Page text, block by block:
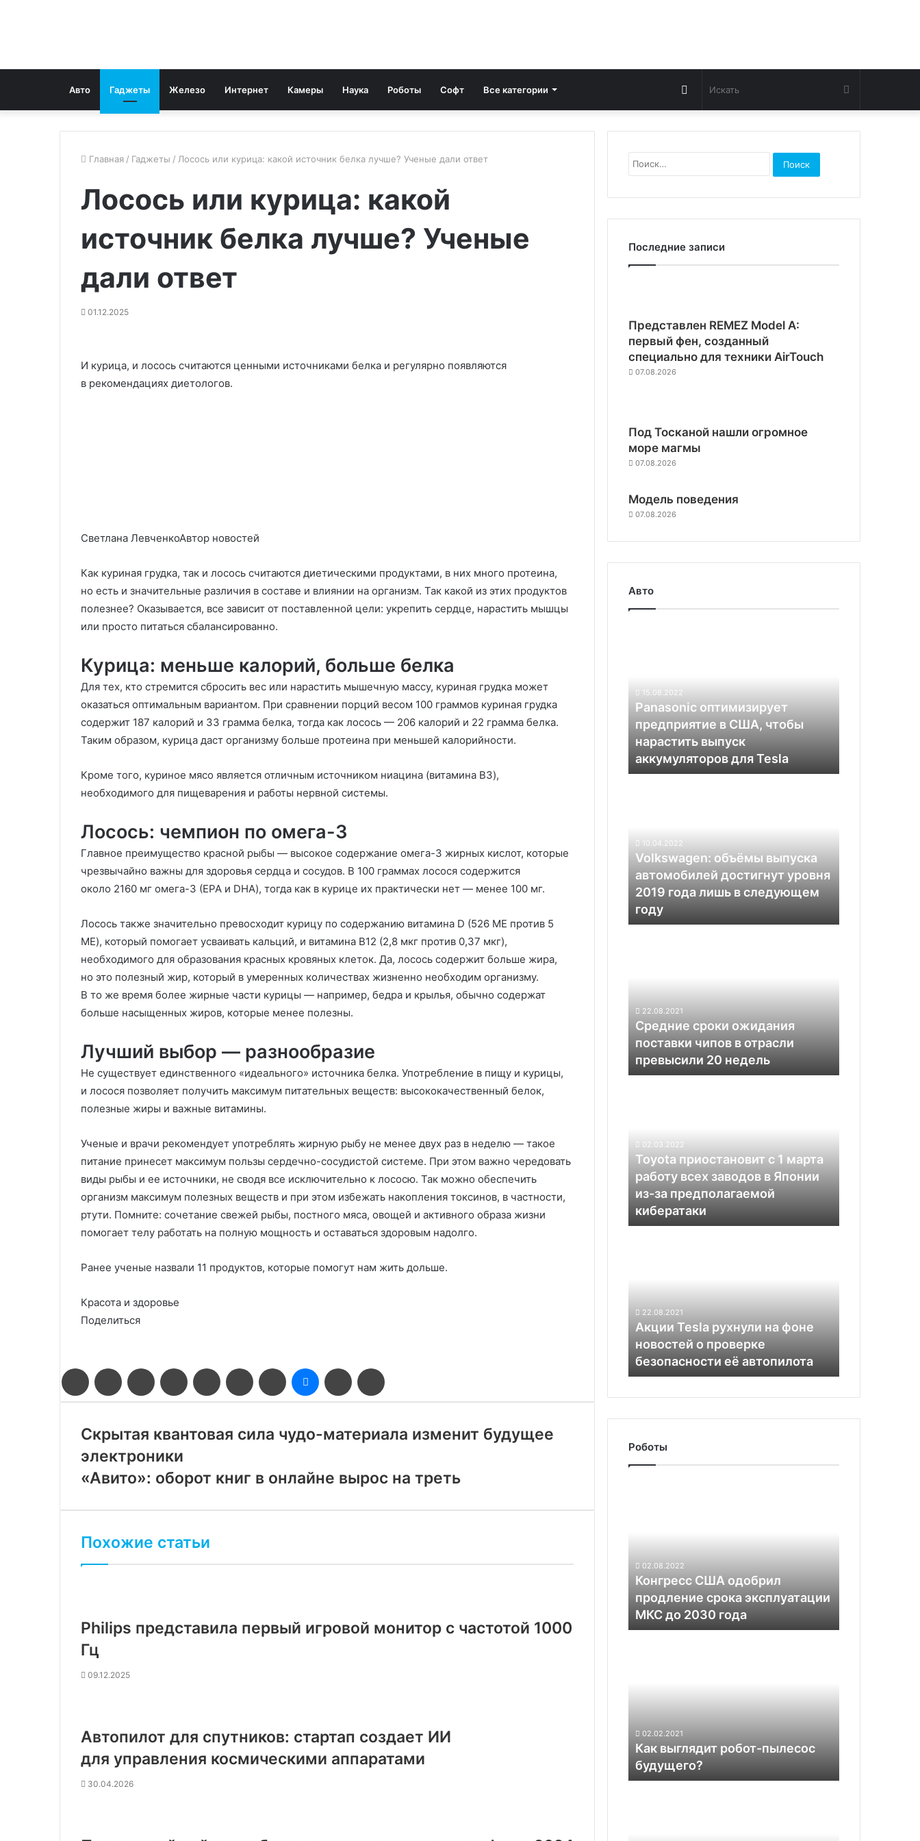
Авто Гаджеты Железо Интернет Камеры Наука Роботы Софт Все категории Искать
Switch
skin
Главная / Гаджеты / Лосось или курица: какой источник белка лучше? Ученые дали ответ
Лосось или курица: какой
источник белка лучше? Ученые
дали ответ
01.12.2025
И курица, и лосось считаются ценными источниками белка и регулярно появляются
в рекомендациях диетологов.
Светлана ЛевченкоАвтор новостей
Как куриная грудка, так и лосось считаются диетическими продуктами, в них много протеина,
но есть и значительные различия в составе и влиянии на организм. Так какой из этих продуктов
полезнее? Оказывается, все зависит от поставленной цели: укрепить сердце, нарастить мышцы
или просто питаться сбалансированно.
Курица: меньше калорий, больше белка
Для тех, кто стремится сбросить вес или нарастить мышечную массу, куриная грудка может
оказаться оптимальным вариантом. При сравнении порций весом 100 граммов куриная грудка
содержит 187 калорий и 33 грамма белка, тогда как лосось — 206 калорий и 22 грамма белка.
Таким образом, курица даст организму больше протеина при меньшей калорийности.
Кроме того, куриное мясо является отличным источником ниацина (витамина B3),
необходимого для пищеварения и работы нервной системы.
Лосось: чемпион по омега-3
Главное преимущество красной рыбы — высокое содержание омега-3 жирных кислот, которые
чрезвычайно важны для здоровья сердца и сосудов. В 100 граммах лосося содержится
около 2160 мг омега-3 (EPA и DHA), тогда как в курице их практически нет — менее 100 мг.
Лосось также значительно превосходит курицу по содержанию витамина D (526 МЕ против 5
МЕ), который помогает усваивать кальций, и витамина B12 (2,8 мкг против 0,37 мкг),
необходимого для образования красных кровяных клеток. Да, лосось содержит больше жира,
но это полезный жир, который в умеренных количествах жизненно необходим организму.
В то же время более жирные части курицы — например, бедра и крылья, обычно содержат
больше насыщенных жиров, которые менее полезны.
Лучший выбор — разнообразие
Не существует единственного «идеального» источника белка. Употребление в пищу и курицы,
и лосося позволяет получить максимум питательных веществ: высококачественный белок,
полезные жиры и важные витамины.
Ученые и врачи рекомендует употреблять жирную рыбу не менее двух раз в неделю — такое
питание принесет максимум пользы сердечно-сосудистой системе. При этом важно чередовать
виды рыбы и ее источники, не сводя все исключительно к лососю. Так можно обеспечить
организм максимум полезных веществ и при этом избежать накопления токсинов, в частности,
ртути. Помните: сочетание свежей рыбы, постного мяса, овощей и активного образа жизни
помогает телу работать на полную мощность и оставаться здоровым надолго.
Ранее ученые назвали 11 продуктов, которые помогут нам жить дольше.
Красота и здоровье
Поделиться
FacebookTwitter LinkedIn Pinterest Reddit ВконтактеОдноклассники
MessengerПоделиться
через
электронную
Скрытая квантовая сила чудо-материала изменит будущее
электроники
«Авито»: оборот книг в онлайне вырос на треть
Похожие статьи
Philips представила первый игровой монитор с частотой 1000
Гц
09.12.2025
Автопилот для спутников: стартап создает ИИ
для управления космическими аппаратами
30.04.2026
Найти:
Последние записи
Представлен REMEZ Model A:
первый фен, созданный
специально для техники AirTouch
07.08.2026
Под Тосканой нашли огромное
море магмы
07.08.2026
Модель поведения
07.08.2026
Авто
чтобы
выпуск
аккумуляторов
для
Tesla
15.08.2022
Panasonic оптимизирует
предприятие в США, чтобы
нарастить выпуск
аккумуляторов для Tesla
уровня
года
лишь
следующем
10.04.2022
Volkswagen: объёмы выпуска
автомобилей достигнут уровня
2019 года лишь в следующем
году
отрасли
превысили
20
недель
22.08.2021
Средние сроки ожидания
поставки чипов в отрасли
превысили 20 недель
работу
заводов
Японии
из-
02.03.2022
Toyota приостановит с 1 марта
работу всех заводов в Японии
из-за предполагаемой
кибератаки
проверке
безопасности
её
автопилота
22.08.2021
Акции Tesla рухнули на фоне
новостей о проверке
безопасности её автопилота
Роботы
МКС
до
2030
года
02.08.2022
Конгресс США одобрил
продление срока эксплуатации
МКС до 2030 года
02.02.2021
Как выглядит робот-пылесос
будущего?